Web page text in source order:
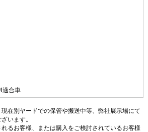
適合車
在別ヤードでの保管や搬送中等、弊社展示場にて
います。
るお客様、または購入をご検討されているお客様